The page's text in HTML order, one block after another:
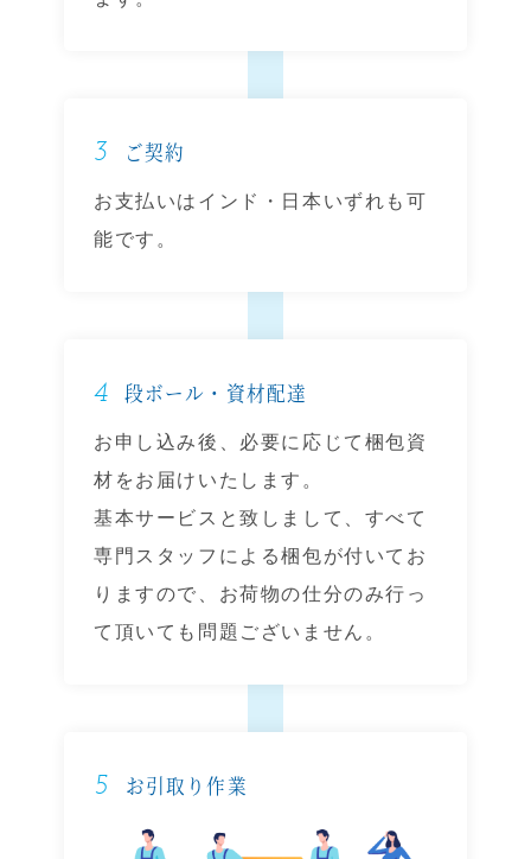
3 ご契約
お支払いはインド・日本いずれも可
能です。
4 段ボール・資材配達
お申し込み後、必要に応じて梱包資
材をお届けいたします。
基本サービスと致しまして、すべて
専門スタッフによる梱包が付いてお
りますので、お荷物の仕分のみ行っ
て頂いても問題ございません。
5 お引取り作業